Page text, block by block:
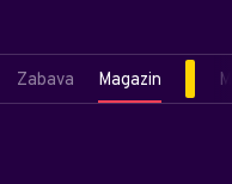
Zabava Magazin